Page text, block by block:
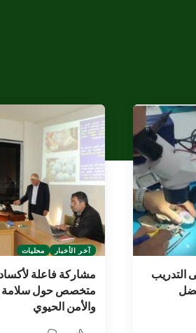
آخر الأخبار محليات
مشاركة فاعلة
متخصص حول سلامة
والأمن الحيوي